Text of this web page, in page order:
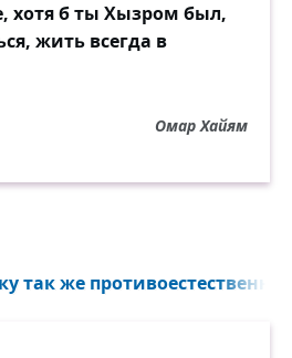
хотя б ты Хызром был,
жить всегда в
Омар Хайям
так же